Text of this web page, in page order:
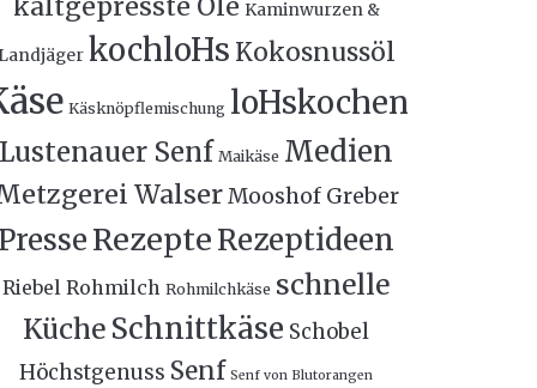
kaltgepresste Öle Kaminwurzen &
kochloHs Kokosnussöl
Käsknöpflemischung loHskochen
Lustenauer Senf Maikäse Medien
Walser Mooshof Greber
RezepteRezeptideen
Riebel Rohmilch Rohmilchkäse schnelle
Küche Schnittkäse Schobel
Höchstgenuss Senf Senf von Blutorangen